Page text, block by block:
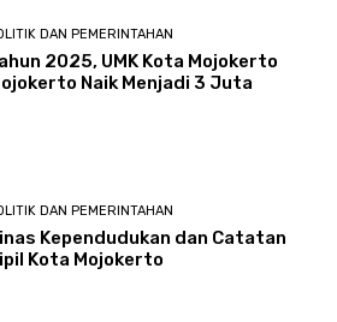
DAN PEMERINTAHAN
2025, UMK Kota Mojokerto
Naik Menjadi 3 Juta
DAN PEMERINTAHAN
Kependudukan dan Catatan
Kota Mojokerto